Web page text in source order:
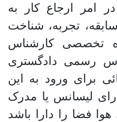
امر ارجاع کار به
تجربه، شناخت
تخصصی کارشناس
رسمی دادگستری
برای ورود به این
لیسانس یا مدرک
فضا را دارا باشد